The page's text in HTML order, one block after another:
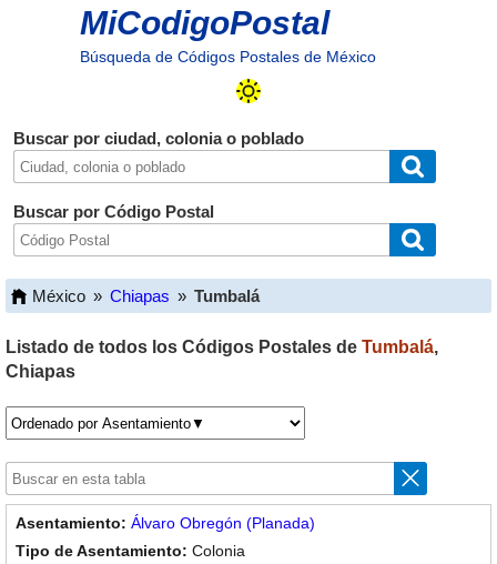
MiCodigoPostal
Búsqueda de Códigos Postales de México
Buscar por ciudad, colonia o poblado
Buscar por Código Postal
México » Chiapas » Tumbalá
Listado de todos los Códigos Postales de Tumbalá,
Chiapas
Álvaro Obregón (Planada)
Colonia